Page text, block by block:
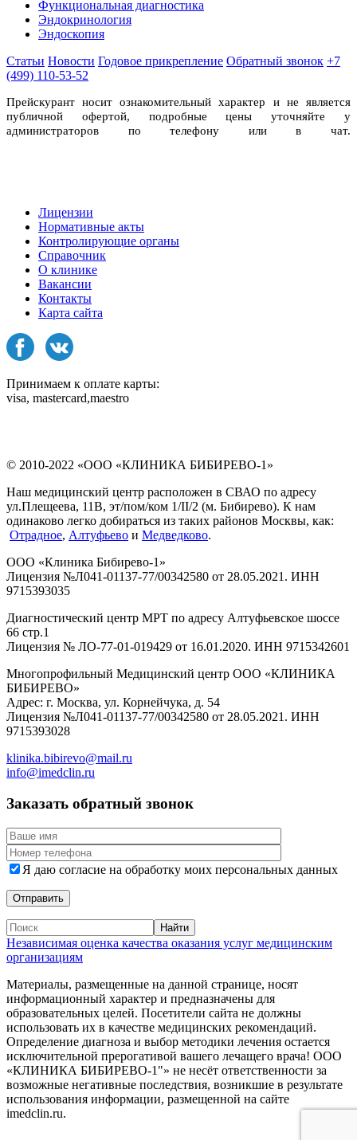
Функциональная диагностика
Эндокринология
Эндоскопия
Статьи Новости Годовое прикрепление Обратный звонок +7
(499) 110-53-52
Прейскурант носит ознакомительный характер и не является
публичной офертой, подробные цены уточняйте у
администраторов по телефону или в чат.
Лицензии
Нормативные акты
Контролирующие органы
Справочник
О клинике
Вакансии
Контакты
Карта сайта
Принимаем к оплате карты:
visa, mastercard,maestro
© 2010-2022 «ООО «КЛИНИКА БИБИРЕВО-1»
Наш медицинский центр расположен в СВАО по адресу
ул.Плещеева, 11В, эт/пом/ком 1/II/2 (м. Бибирево). К нам
одинаково легко добираться из таких районов Москвы, как:
Отрадное, Алтуфьево и Медведково.
ООО «Клиника Бибирево-1»
Лицензия №Л041-01137-77/00342580 от 28.05.2021. ИНН
9715393035
Диагностический центр МРТ по адресу Алтуфьевское шоссе
66 стр.1
Лицензия № ЛО-77-01-019429 от 16.01.2020. ИНН 9715342601
Многопрофильный Медицинский центр ООО «КЛИНИКА
БИБИРЕВО»
Адрес: г. Москва, ул. Корнейчука, д. 54
Лицензия №Л041-01137-77/00342580 от 28.05.2021. ИНН
9715393028
klinika.bibirevo@mail.ru
info@imedclin.ru
Заказать обратный звонок
Я даю согласие на обработку моих персональных данных
Независимая оценка качества оказания услуг медицинским
организациям
Материалы, размещенные на данной странице, носят
информационный характер и предназначены для
образовательных целей. Посетители сайта не должны
использовать их в качестве медицинских рекомендаций.
Определение диагноза и выбор методики лечения остается
исключительной прерогативой вашего лечащего врача! ООО
«КЛИНИКА БИБИРЕВО-1"» не несёт ответственности за
возможные негативные последствия, возникшие в результате
использования информации, размещенной на сайте
imedclin.ru.